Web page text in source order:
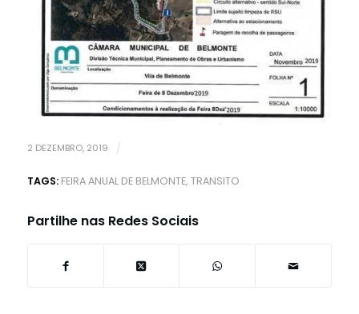
2 DEZEMBRO, 2019 /
TAGS: FEIRA ANUAL DE BELMONTE, TRANSITO
Partilhe nas Redes Sociais